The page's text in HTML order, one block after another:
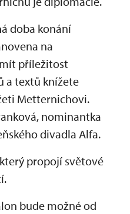
doba konání
na
příležitost
a textů knížete
Metternichovi.
nominantka
divadla Alfa.
propojí světové
bude možné od